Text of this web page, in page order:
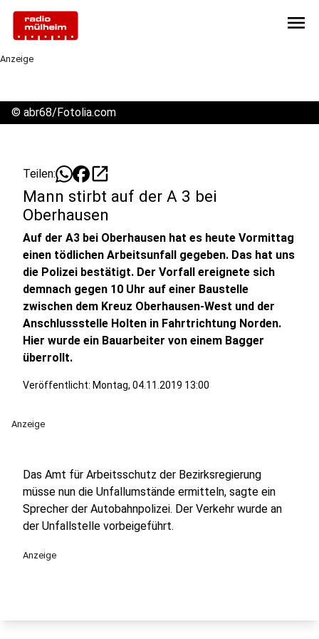
menu
Anzeige
© abr68/Fotolia.com
Teilen: open_in_new
Mann stirbt auf der A 3 bei
Oberhausen
Auf der A3 bei Oberhausen hat es heute Vormittag
einen tödlichen Arbeitsunfall gegeben. Das hat uns
die Polizei bestätigt. Der Vorfall ereignete sich
demnach gegen 10 Uhr auf einer Baustelle
zwischen dem Kreuz Oberhausen-West und der
Anschlussstelle Holten in Fahrtrichtung Norden.
Hier wurde ein Bauarbeiter von einem Bagger
überrollt.
Veröffentlicht: Montag, 04.11.2019 13:00
Anzeige
Das Amt für Arbeitsschutz der Bezirksregierung
müsse nun die Unfallumstände ermitteln, sagte ein
Sprecher der Autobahnpolizei. Der Verkehr wurde an
der Unfallstelle vorbeigeführt.
Anzeige